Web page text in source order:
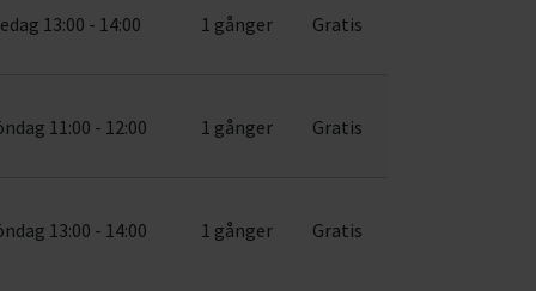
13:00 - 14:00 1 gånger Gratis
11:00 - 12:00 1 gånger Gratis
13:00 - 14:00 1 gånger Gratis